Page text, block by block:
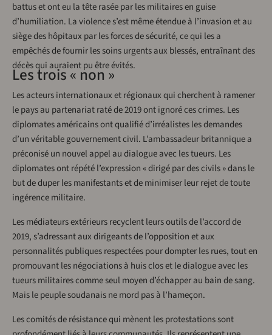
battus et ont eu la tête rasée par les militaires en guise
d’humiliation. La violence s’est même étendue à l’invasion et au
siège des hôpitaux par les forces de sécurité, ce qui les a
empêchés de fournir les soins urgents aux blessés, entraînant des
décès qui auraient pu être évités.
Les trois « non »
Les acteurs internationaux et régionaux qui cherchent à ramener
le pays au partenariat raté de 2019 ont ignoré ces crimes. Les
diplomates américains ont qualifié d’irréalistes les demandes
d’un véritable gouvernement civil. L’ambassadeur britannique a
préconisé un nouvel appel au dialogue avec les tueurs. Les
diplomates ont répété l’expression « dirigé par des civils » dans le
but de duper les manifestants et de minimiser leur rejet de toute
ingérence militaire.
Les médiateurs extérieurs recyclent leurs outils de l’accord de
2019, s’adressant aux dirigeants de l’opposition et aux
personnalités publiques respectées pour dompter les rues, tout en
promouvant les négociations à huis clos et le dialogue avec les
tueurs militaires comme seul moyen d’échapper au bain de sang.
Mais le peuple soudanais ne mord pas à l’hameçon.
Les comités de résistance qui mènent les protestations sont